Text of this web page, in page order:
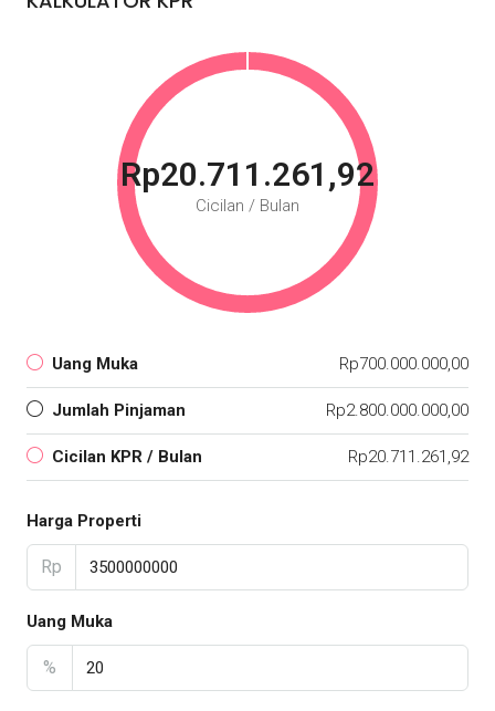
Rp20.711.261,92
Cicilan / Bulan
Uang Muka Rp700.000.000,00
Jumlah Pinjaman Rp2.800.000.000,00
Cicilan KPR / Bulan Rp20.711.261,92
Harga Properti
Rp
Uang Muka
%